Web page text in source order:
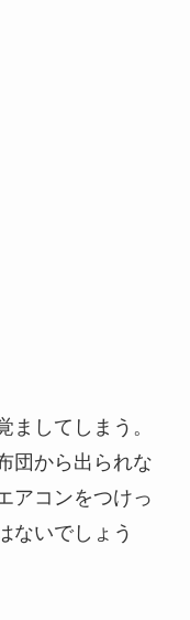
ましてしまう。
団から出られな
アコンをつけっ
ないでしょう